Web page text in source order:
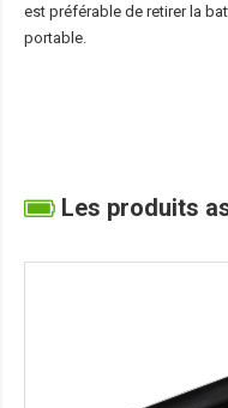
est préférable de retirer la
portable.
Les produits